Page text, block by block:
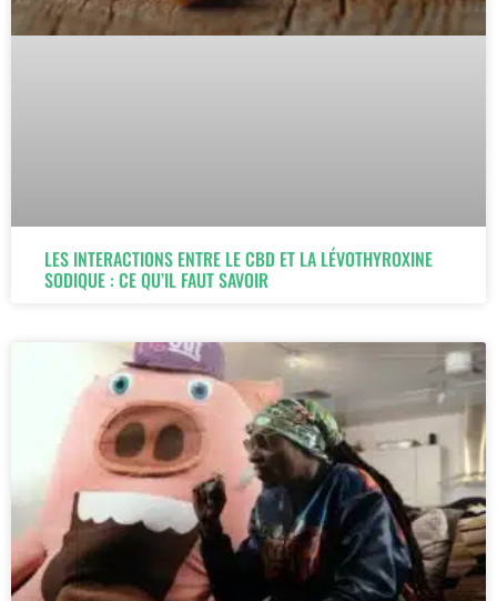
LES INTERACTIONS ENTRE LE CBD ET LA LÉVOTHYROXINE
SODIQUE : CE QU’IL FAUT SAVOIR